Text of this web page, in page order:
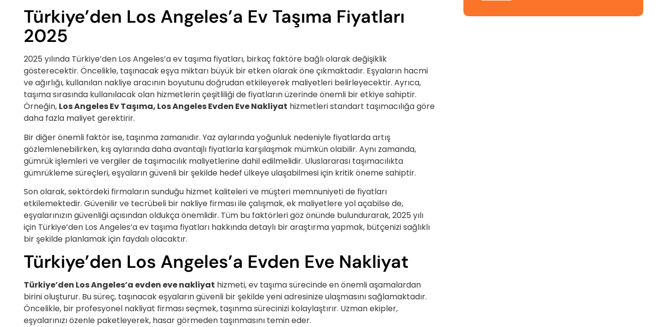
Türkiye’den Los Angeles’a Ev Taşıma Fiyatları
2025
2025 yılında Türkiye’den Los Angeles’a ev taşıma fiyatları, birkaç faktöre bağlı olarak değişiklik
gösterecektir. Öncelikle, taşınacak eşya miktarı büyük bir etken olarak öne çıkmaktadır. Eşyaların hacmi
ve ağırlığı, kullanılan nakliye aracının boyutunu doğrudan etkileyerek maliyetleri belirleyecektir. Ayrıca,
taşıma sırasında kullanılacak olan hizmetlerin çeşitliliği de fiyatların üzerinde önemli bir etkiye sahiptir.
Örneğin, Los Angeles Ev Taşıma, Los Angeles Evden Eve Nakliyat hizmetleri standart taşımacılığa göre
daha fazla maliyet gerektirir.
Bir diğer önemli faktör ise, taşınma zamanıdır. Yaz aylarında yoğunluk nedeniyle fiyatlarda artış
gözlemlenebilirken, kış aylarında daha avantajlı fiyatlarla karşılaşmak mümkün olabilir. Aynı zamanda,
gümrük işlemleri ve vergiler de taşımacılık maliyetlerine dahil edilmelidir. Uluslararası taşımacılıkta
gümrükleme süreçleri, eşyaların güvenli bir şekilde hedef ülkeye ulaşabilmesi için kritik öneme sahiptir.
Son olarak, sektördeki firmaların sunduğu hizmet kaliteleri ve müşteri memnuniyeti de fiyatları
etkilemektedir. Güvenilir ve tecrübeli bir nakliye firması ile çalışmak, ek maliyetlere yol açabilse de,
eşyalarınızın güvenliği açısından oldukça önemlidir. Tüm bu faktörleri göz önünde bulundurarak, 2025 yılı
için Türkiye’den Los Angeles’a ev taşıma fiyatları hakkında detaylı bir araştırma yapmak, bütçenizi sağlıklı
bir şekilde planlamak için faydalı olacaktır.
Türkiye’den Los Angeles’a Evden Eve Nakliyat
Türkiye’den Los Angeles’a evden eve nakliyat hizmeti, ev taşıma sürecinde en önemli aşamalardan
birini oluşturur. Bu süreç, taşınacak eşyaların güvenli bir şekilde yeni adresinize ulaşmasını sağlamaktadır.
Öncelikle, bir profesyonel nakliyat firması seçmek, taşınma sürecinizi kolaylaştırır. Uzman ekipler,
eşyalarınızı özenle paketleyerek, hasar görmeden taşınmasını temin eder.